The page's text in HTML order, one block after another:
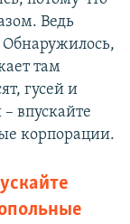
Ведь
Обнаружилось,
там
гусей и
впускайте
корпорации.